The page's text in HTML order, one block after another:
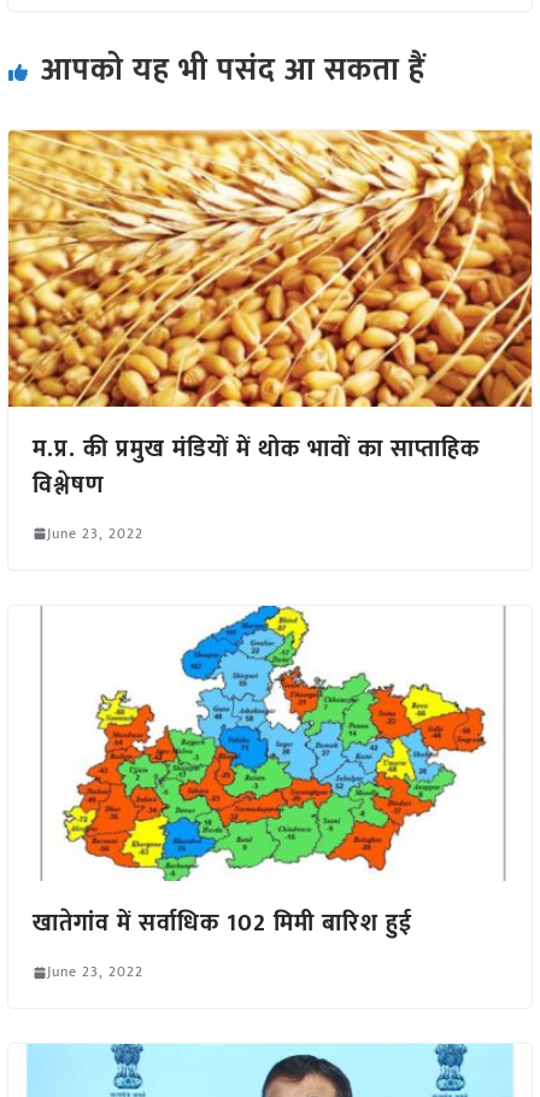
आपको यह भी पसंद आ सकता हैं
म.प्र. की प्रमुख मंडियों में थोक भावों का साप्ताहिक
विश्लेषण
June 23, 2022
खातेगांव में सर्वाधिक 102 मिमी बारिश हुई
June 23, 2022